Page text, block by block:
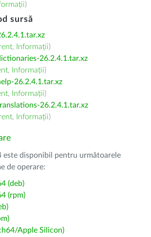
)
sursă
, Informații)
26.2.4.1.tar.xz
, Informații)
26.2.4.1.tar.xz
, Informații)
26.2.4.1.tar.xz
, Informații)
este disponibil pentru următoarele
de operare:
(deb)
(rpm)
Apple Silicon)